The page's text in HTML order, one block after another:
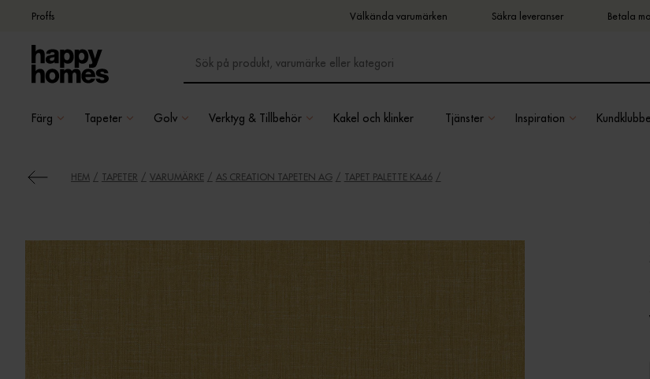
Proffs Välkända varumärken Säkra leveranser Betala
Färg Tapeter Golv Verktyg & Tillbehör Kakel och klinker Tjänster Inspiration
HEM TAPETER VARUMÄRKE AS CREATION TAPETEN AG TAPET PALETTE KA46